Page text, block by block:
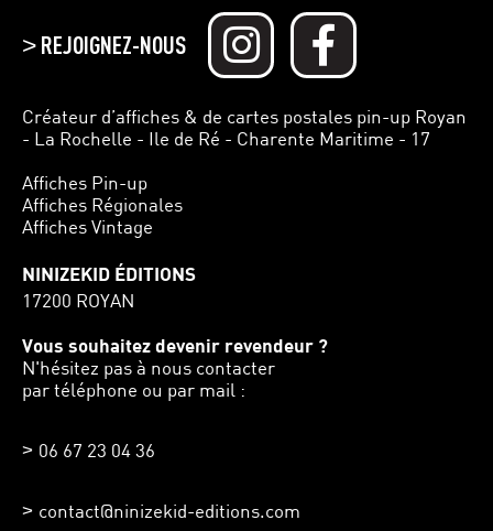
>REJOIGNEZ-NOUS
Créateur d’affiches & de cartes postales pin-up Royan
- La Rochelle - Ile de Ré - Charente Maritime - 17
Affiches Pin-up
Affiches Régionales
Affiches Vintage
NINIZEKID ÉDITIONS
17200 ROYAN
Vous souhaitez devenir revendeur ?
N'hésitez pas à nous contacter
par téléphone ou par mail :
06 67 23 04 36
contact@ninizekid-editions.com